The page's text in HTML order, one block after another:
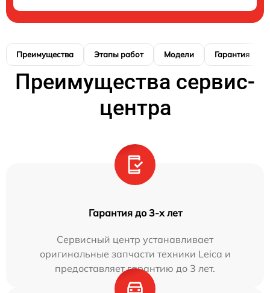
Преимущества Этапы работ Модели Гарантия
Преимущества сервис-
центра
Гарантия до 3-х лет
Сервисный центр устанавливает
оригинальные запчасти техники Leica и
предоставляет гарантию до 3 лет.